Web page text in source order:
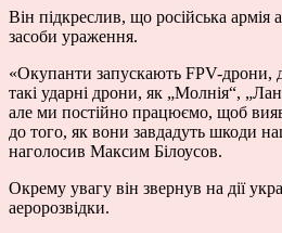
Він підкреслив, що російська армія
засоби ураження.
«Окупанти запускають FPV-дрони,
такі ударні дрони, як „Молнія“,
але ми постійно працюємо, щоб
до того, як вони завдадуть шкоди
наголосив Максим Білоусов.
Окрему увагу він звернув на дії
аеророзвідки.